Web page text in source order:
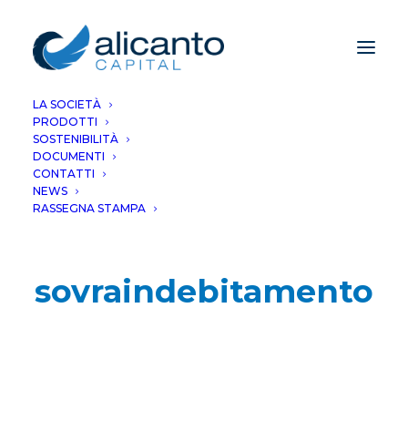
LA SOCIETÀ
PRODOTTI
SOSTENIBILITÀ
DOCUMENTI
CONTATTI
NEWS
RASSEGNA STAMPA
sovraindebitamento